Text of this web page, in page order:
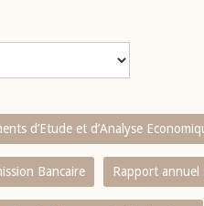
d’Etude et d’Analyse
Bancaire Rapport annuel